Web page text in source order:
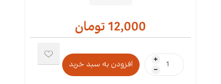
12,000 تومان
i
h